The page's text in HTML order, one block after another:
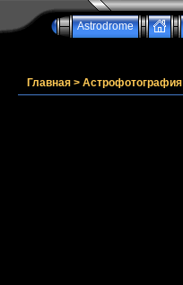
Astrodrome
Главная > Астрофотография